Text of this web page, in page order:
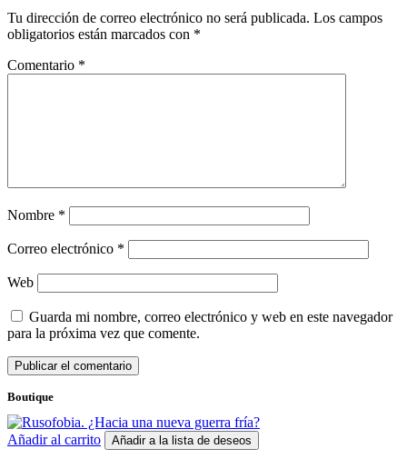
Tu dirección de correo electrónico no será publicada. Los campos
obligatorios están marcados con *
Comentario *
Nombre *
Correo electrónico *
Web
Guarda mi nombre, correo electrónico y web en este navegador
para la próxima vez que comente.
Boutique
Añadir al carrito Añadir a la lista de deseos